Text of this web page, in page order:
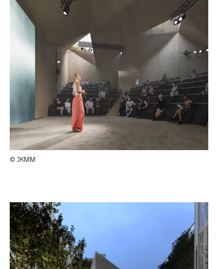
© JKMM